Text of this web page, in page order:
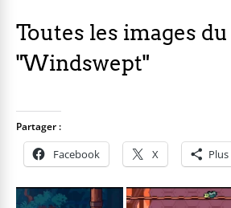
Toutes les images
"Windswept"
Partager :
Facebook X Plus